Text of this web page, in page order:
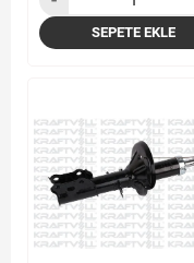
SEPETE EKLE